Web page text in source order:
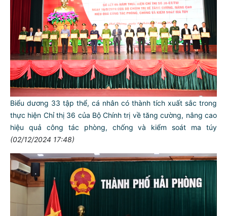
Biểu dương 33 tập thể, cá nhân có thành tích xuất sắc trong
thực hiện Chỉ thị 36 của Bộ Chính trị về tăng cường, nâng cao
hiệu quả công tác phòng, chống và kiểm soát ma túy
(02/12/2024 17:48)